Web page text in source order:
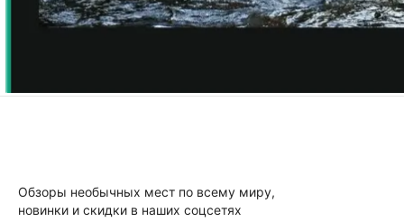
Обзоры необычных мест по всему миру,
новинки и скидки в наших соцсетях